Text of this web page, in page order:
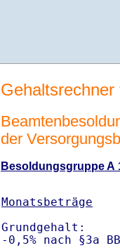
der
Besoldungsgruppe A
Monatsbeträge
Grundgehalt:
-0,5% nach §3a